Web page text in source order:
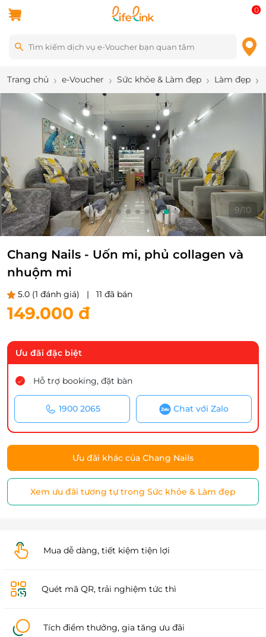
0
Trang chủ e-Voucher Sức khỏe & Làm đẹp Làm đẹp
10/10
Chang Nails - Uốn mi, phủ collagen và
nhuộm mi
5.0 (1 đánh giá) | 11 đã bán
149.000 đ
Ưu đãi đặc biệt
Hỗ trợ booking, đặt bàn
1900 2065 Chat với Zalo
Ưu đãi khác của Chang Nails
Xem ưu đãi tương tự trong Sức khỏe & Làm đẹp
Mua dễ dàng, tiết kiệm tiện lợi
Quét mã QR, trải nghiệm tức thì
Tích điểm thưởng, gia tăng ưu đãi